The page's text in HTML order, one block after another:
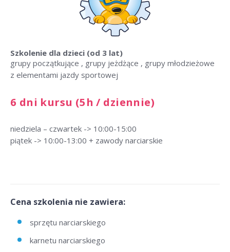
Szkolenie dla dzieci (od 3 lat)
grupy początkujące , grupy jeżdżące , grupy młodzieżowe
z elementami jazdy sportowej
6 dni kursu (5h / dziennie)
niedziela – czwartek -> 10:00-15:00
piątek -> 10:00-13:00 + zawody narciarskie
Cena szkolenia nie zawiera:
sprzętu narciarskiego
karnetu narciarskiego